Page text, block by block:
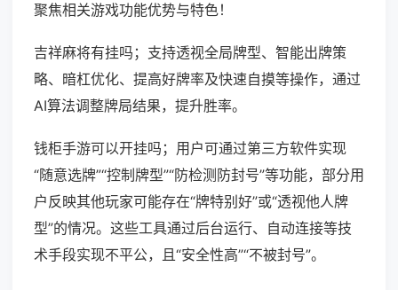
聚焦相关游戏功能优势与特色！
吉祥麻将有挂吗；支持透视全局牌型、智能出牌策
略、暗杠优化、提高好牌率及快速自摸等操作，通过
AI算法调整牌局结果，提升胜率。
钱柜手游可以开挂吗；用户可通过第三方软件实现
“随意选牌”“控制牌型”“防检测防封号”等功能，部分用
户反映其他玩家可能存在“牌特别好”或“透视他人牌
型”的情况。这些工具通过后台运行、自动连接等技
术手段实现不平公，且“安全性高”“不被封号”。